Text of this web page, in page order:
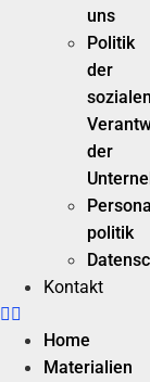
uns
Politik
der
sozialen
der
politik
Kontakt
Home
Materialien